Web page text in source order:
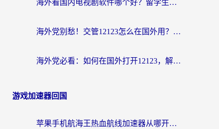
海外看国内电视剧软件哪个好？留学生亲测有效的追剧加速方案
海外党别愁！交管12123怎么在国外用？一篇搞定回国资源访问难题
海外党必看：如何在国外打开12123，解决小程序登录难题
游戏加速器回国
苹果手机航海王热血航线加速器从哪开启？海外玩家国服畅玩全攻略